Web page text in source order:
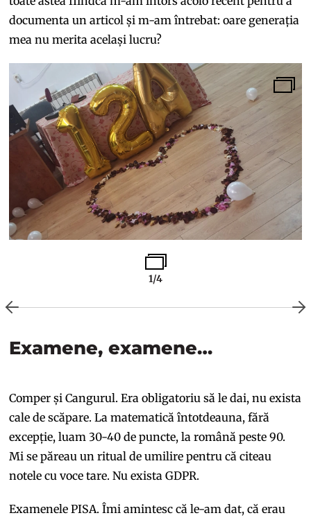
documenta un articol și m-am întrebat: oare generația
mea nu merita același lucru?
1/4
Examene, examene…
Comper și Cangurul. Era obligatoriu să le dai, nu exista
cale de scăpare. La matematică întotdeauna, fără
excepție, luam 30-40 de puncte, la română peste 90.
Mi se păreau un ritual de umilire pentru că citeau
notele cu voce tare. Nu exista GDPR.
Examenele PISA. Îmi amintesc că le-am dat, că erau